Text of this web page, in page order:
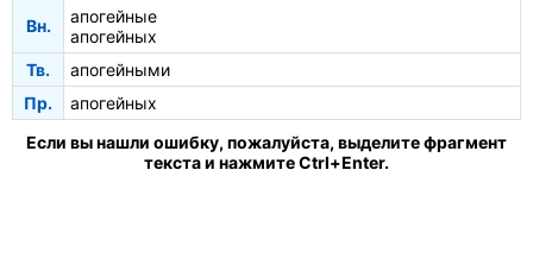
Вн.
апогейные
апогейных
Тв.
апогейными
Пр.
апогейных
Если вы нашли ошибку, пожалуйста, выделите фрагмент
текста и нажмите Ctrl+Enter.